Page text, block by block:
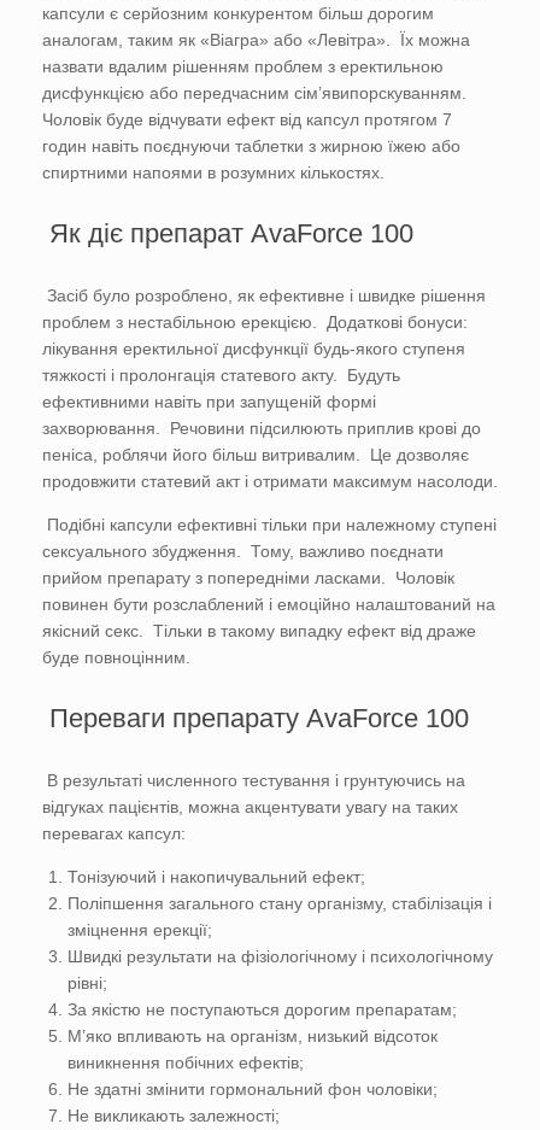
капсули є серйозним конкурентом більш дорогим
аналогам, таким як «Віагра» або «Левітра». Їх можна
назвати вдалим рішенням проблем з еректильною
дисфункцією або передчасним сім’явипорскуванням.
Чоловік буде відчувати ефект від капсул протягом 7
годин навіть поєднуючи таблетки з жирною їжею або
спиртними напоями в розумних кількостях.
Як діє препарат AvaForce 100
Засіб було розроблено, як ефективне і швидке рішення
проблем з нестабільною ерекцією. Додаткові бонуси:
лікування еректильної дисфункції будь-якого ступеня
тяжкості і пролонгація статевого акту. Будуть
ефективними навіть при запущеній формі
захворювання. Речовини підсилюють приплив крові до
пеніса, роблячи його більш витривалим. Це дозволяє
продовжити статевий акт і отримати максимум насолоди.
Подібні капсули ефективні тільки при належному ступені
сексуального збудження. Тому, важливо поєднати
прийом препарату з попередніми ласками. Чоловік
повинен бути розслаблений і емоційно налаштований на
якісний секс. Тільки в такому випадку ефект від драже
буде повноцінним.
Переваги препарату AvaForce 100
В результаті численного тестування і грунтуючись на
відгуках пацієнтів, можна акцентувати увагу на таких
перевагах капсул:
Тонізуючий і накопичувальний ефект;
Поліпшення загального стану організму, стабілізація і
зміцнення ерекції;
Швидкі результати на фізіологічному і психологічному
рівні;
За якістю не поступаються дорогим препаратам;
М’яко впливають на організм, низький відсоток
виникнення побічних ефектів;
Не здатні змінити гормональний фон чоловіки;
Не викликають залежності;